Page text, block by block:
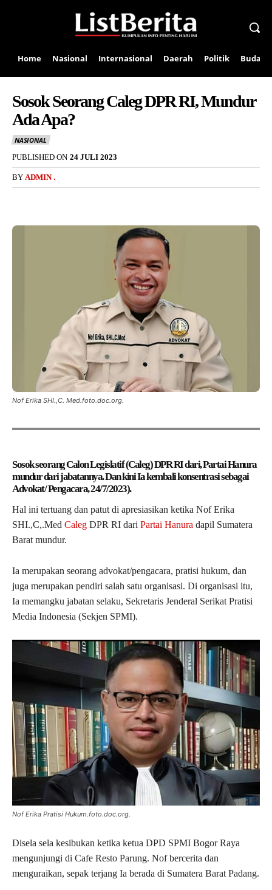
Home Nasional Internasional Daerah Politik Budaya
Sosok Seorang Caleg DPR RI, Mundur
Ada Apa?
NASIONAL
PUBLISHED ON 24 JULI 2023
BY ADMIN .
Nof Erika SHI.,C. Med.foto.doc.org.
Sosok seorang Calon Legislatif (Caleg) DPR RI dari, Partai Hanura
mundur dari jabatannya. Dan kini Ia kembali konsentrasi sebagai
Advokat/ Pengacara, 24/7/2023).
Hal ini tertuang dan patut di apresiasikan ketika Nof Erika
SHI.,C,.Med Caleg DPR RI dari Partai Hanura dapil Sumatera
Barat mundur.
Ia merupakan seorang advokat/pengacara, pratisi hukum, dan
juga merupakan pendiri salah satu organisasi. Di organisasi itu,
Ia memangku jabatan selaku, Sekretaris Jenderal Serikat Pratisi
Media Indonesia (Sekjen SPMI).
Nof Erika Pratisi Hukum.foto.doc.org.
Disela sela kesibukan ketika ketua DPD SPMI Bogor Raya
mengunjungi di Cafe Resto Parung. Nof bercerita dan
menguraikan, sepak terjang Ia berada di Sumatera Barat Padang.